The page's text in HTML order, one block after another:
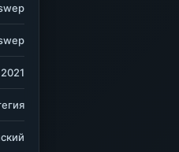
2021